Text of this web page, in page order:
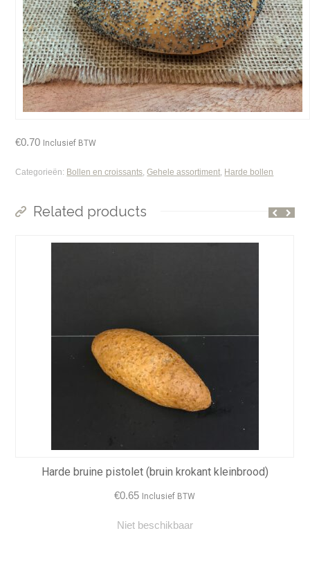
€0.70 Inclusief BTW
Categorieën: Bollen en croissants,Gehele assortiment, Harde bollen
Related products
Harde bruine pistolet (bruin krokant kleinbrood)
€0.65 Inclusief BTW
Niet beschikbaar